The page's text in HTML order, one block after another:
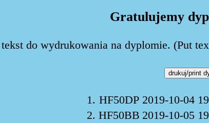
Gratulujemy
do wydrukowania na dyplomie. (Put
1. HF50DP 2019-10-04
2. HF50BB 2019-10-05